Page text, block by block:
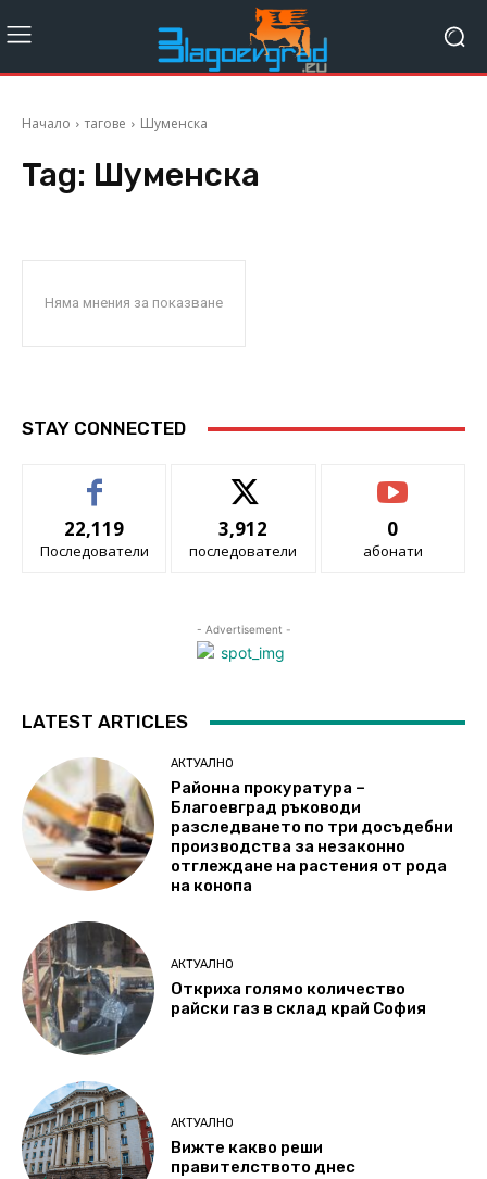
Начало тагове Шуменска
Tag: Шуменска
Няма мнения за показване
STAY CONNECTED
22,119
Последователи
3,912
последователи
0
абонати
- Advertisement -
LATEST ARTICLES
АКТУАЛНО
Районна прокуратура –
Благоевград ръководи
разследването по три досъдебни
производства за незаконно
отглеждане на растения от рода
на конопа
АКТУАЛНО
Откриха голямо количество
райски газ в склад край София
АКТУАЛНО
Вижте какво реши
правителството днес